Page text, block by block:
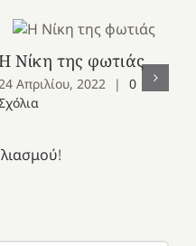
Νίκη της φωτιάς
Απριλίου, 2022 |
0
!